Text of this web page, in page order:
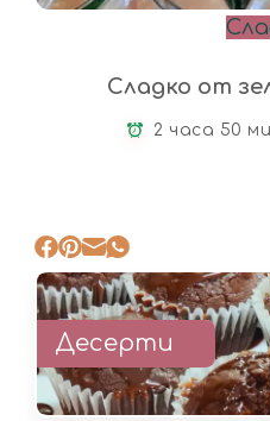
Сладко от
2 часа 50
Десерти